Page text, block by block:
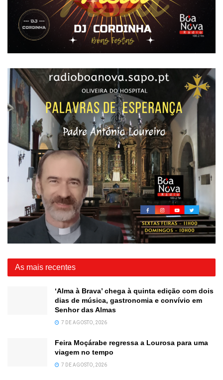
As mais recentes
‘Alma à Brava’ chega à quinta edição com dois
dias de música, gastronomia e convívio em
Senhor das Almas
7 DE AGOSTO, 2026
Feira Moçárabe regressa a Lourosa para uma
viagem no tempo
7 DE AGOSTO, 2026